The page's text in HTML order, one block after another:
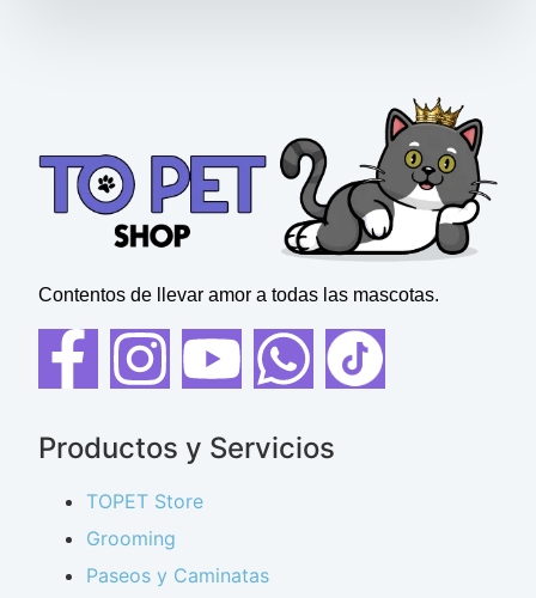
Contentos de llevar amor a todas las mascotas.
Productos y Servicios
TOPET Store
Grooming
Paseos y Caminatas